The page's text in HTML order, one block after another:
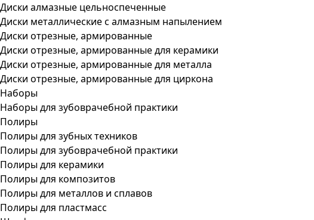
Диски алмазные цельноспеченные
Диски металлические с алмазным напылением
Диски отрезные, армированные
Диски отрезные, армированные для керамики
Диски отрезные, армированные для металла
Диски отрезные, армированные для циркона
Наборы
Наборы для зубоврачебной практики
Полиры
Полиры для зубных техников
Полиры для зубоврачебной практики
Полиры для керамики
Полиры для композитов
Полиры для металлов и сплавов
Полиры для пластмасс